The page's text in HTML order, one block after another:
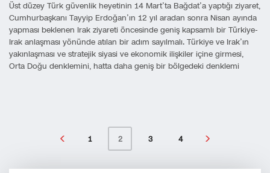
Üst düzey Türk güvenlik heyetinin 14 Mart’ta Bağdat’a yaptığı ziyaret,
Cumhurbaşkanı Tayyip Erdoğan’ın 12 yıl aradan sonra Nisan ayında
yapması beklenen Irak ziyareti öncesinde geniş kapsamlı bir Türkiye-
Irak anlaşması yönünde atılan bir adım sayılmalı. Türkiye ve Irak’ın
yakınlaşması ve stratejik siyasi ve ekonomik ilişkiler içine girmesi,
Orta Doğu denklemini, hatta daha geniş bir bölgedeki denklemi
1 2 3 4